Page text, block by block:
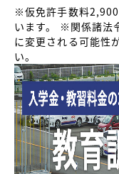
※仮免許手数料
います。 ※関係諸法
に変更される可能性
い。